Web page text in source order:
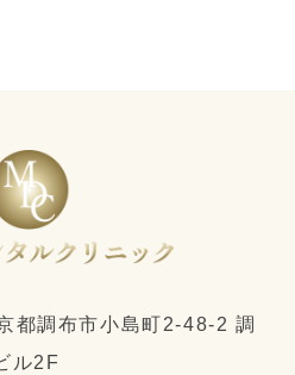
都調布市小島町2-48-2 調
ル2F